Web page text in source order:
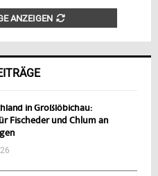
ANZEIGEN
in Großlöbichau:
Fischeder und Chlum an